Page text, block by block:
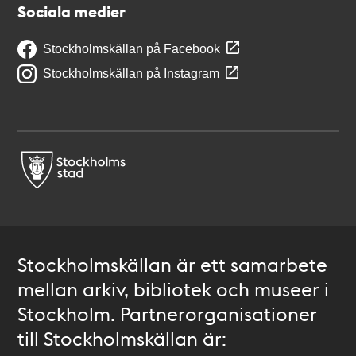
Sociala medier
Stockholmskällan på Facebook
Stockholmskällan på Instagram
Stockholmskällan är ett samarbete
mellan arkiv, bibliotek och museer i
Stockholm. Partnerorganisationer
till Stockholmskällan är: